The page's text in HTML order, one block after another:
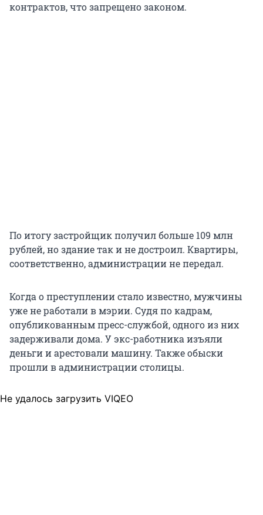
контрактов, что запрещено законом.
По итогу застройщик получил больше 109 млн
рублей, но здание так и не достроил. Квартиры,
соответственно, администрации не передал.
Когда о преступлении стало известно, мужчины
уже не работали в мэрии. Судя по кадрам,
опубликованным пресс-службой, одного из них
задерживали дома. У экс-работника изъяли
деньги и арестовали машину. Также обыски
прошли в администрации столицы.
Не удалось загрузить VIQEO